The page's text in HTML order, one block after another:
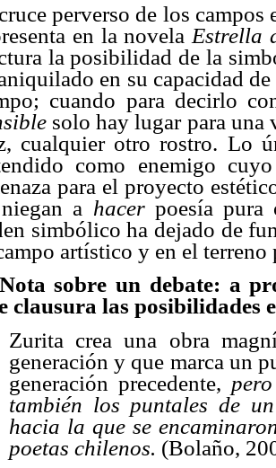
perverso de los
en la novela Estrella
la posibilidad de la
en su capacidad
cuando para decirlo
solo hay lugar para una
cualquier otro rostro. Lo
como enemigo
para el proyecto
a hacer poesía pura
simbólico ha dejado de
artístico y en el
sobre un debate: a
clausura las posibilidades
Zurita crea una obra
generación y que marca un
generación precedente,
también los puntales de
hacia la que se
poetas chilenos. (Bolaño,